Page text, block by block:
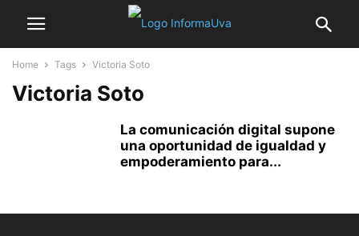
Home Tags Victoria Soto
Victoria Soto
La comunicación digital supone
una oportunidad de igualdad y
empoderamiento para...